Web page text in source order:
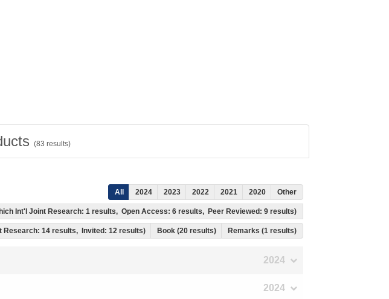
(83 results)
All 2024 2023 2022 2021 2020 Other
Int'l Joint Research: 1 results, Open Access: 6 results, Peer Reviewed: 9 results)
Research: 14 results, Invited: 12 results) Book (20 results) Remarks (1 results)
2024
2024